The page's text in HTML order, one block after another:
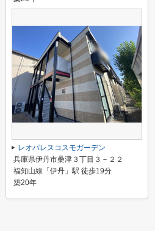
レオパレスコスモガーデン
兵庫県伊丹市桑津３丁目３－２２
福知山線「伊丹」駅 徒歩19分
築20年